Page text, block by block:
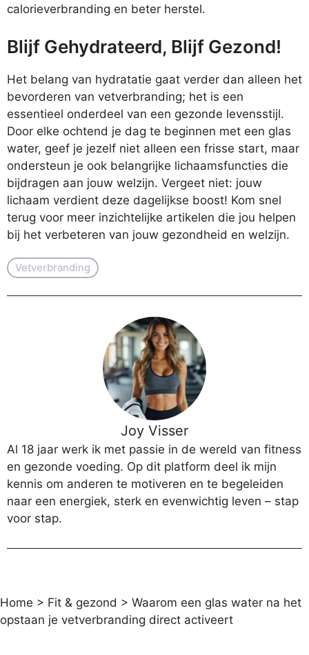
calorieverbranding en beter herstel.
Blijf Gehydrateerd, Blijf Gezond!
Het belang van hydratatie gaat verder dan alleen het
bevorderen van vetverbranding; het is een
essentieel onderdeel van een gezonde levensstijl.
Door elke ochtend je dag te beginnen met een glas
water, geef je jezelf niet alleen een frisse start, maar
ondersteun je ook belangrijke lichaamsfuncties die
bijdragen aan jouw welzijn. Vergeet niet: jouw
lichaam verdient deze dagelijkse boost! Kom snel
terug voor meer inzichtelijke artikelen die jou helpen
bij het verbeteren van jouw gezondheid en welzijn.
Vetverbranding
Joy Visser
Al 18 jaar werk ik met passie in de wereld van fitness
en gezonde voeding. Op dit platform deel ik mijn
kennis om anderen te motiveren en te begeleiden
naar een energiek, sterk en evenwichtig leven – stap
voor stap.
Home > Fit & gezond > Waarom een glas water na het
opstaan je vetverbranding direct activeert